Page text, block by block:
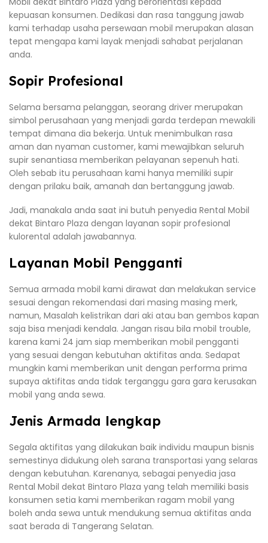
kepuasan konsumen. Dedikasi dan rasa tanggung jawab
kami terhadap usaha persewaan mobil merupakan alasan
tepat mengapa kami layak menjadi sahabat perjalanan
anda.
Sopir Profesional
Selama bersama pelanggan, seorang driver merupakan
simbol perusahaan yang menjadi garda terdepan mewakili
tempat dimana dia bekerja. Untuk menimbulkan rasa
aman dan nyaman customer, kami mewajibkan seluruh
supir senantiasa memberikan pelayanan sepenuh hati.
Oleh sebab itu perusahaan kami hanya memiliki supir
dengan prilaku baik, amanah dan bertanggung jawab.
Jadi, manakala anda saat ini butuh penyedia Rental Mobil
dekat Bintaro Plaza dengan layanan sopir profesional
kulorental adalah jawabannya.
Layanan Mobil Pengganti
Semua armada mobil kami dirawat dan melakukan service
sesuai dengan rekomendasi dari masing masing merk,
namun, Masalah kelistrikan dari aki atau ban gembos kapan
saja bisa menjadi kendala. Jangan risau bila mobil trouble,
karena kami 24 jam siap memberikan mobil pengganti
yang sesuai dengan kebutuhan aktifitas anda. Sedapat
mungkin kami memberikan unit dengan performa prima
supaya aktifitas anda tidak terganggu gara gara kerusakan
mobil yang anda sewa.
Jenis Armada lengkap
Segala aktifitas yang dilakukan baik individu maupun bisnis
semestinya didukung oleh sarana transportasi yang selaras
dengan kebutuhan. Karenanya, sebagai penyedia jasa
Rental Mobil dekat Bintaro Plaza yang telah memiliki basis
konsumen setia kami memberikan ragam mobil yang
boleh anda sewa untuk mendukung semua aktifitas anda
saat berada di Tangerang Selatan.